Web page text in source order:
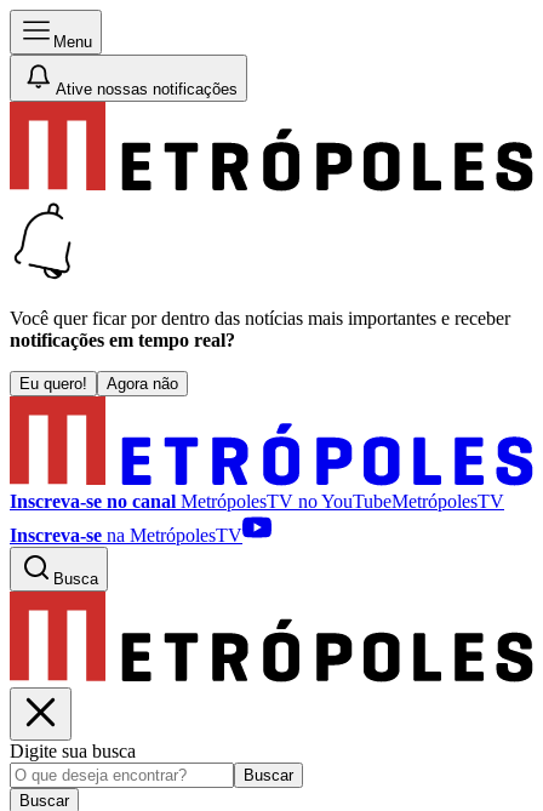
Menu
Ative nossas notificações
Você quer ficar por dentro das notícias mais importantes e receber
notificações em tempo real?
Eu quero! Agora não
Inscreva-se no canal MetrópolesTV noYouTubeMetrópolesTV
Inscreva-se na MetrópolesTV
Busca
Digite sua busca
Buscar
Buscar